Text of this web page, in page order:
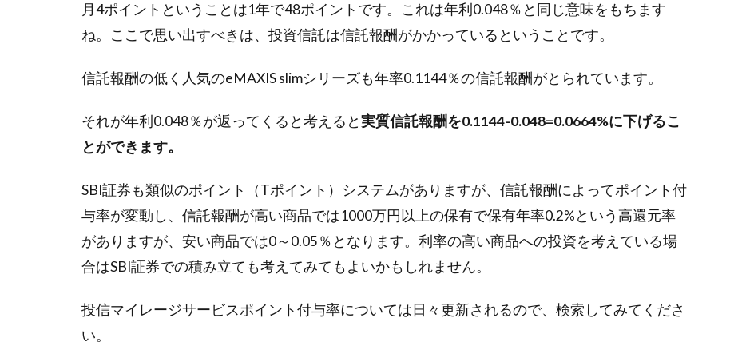
月4ポイントということは1年で48ポイントです。これは年利0.048％と同じ意味をもちます
ね。ここで思い出すべきは、投資信託は信託報酬がかかっているということです。
信託報酬の低く人気のeMAXIS slimシリーズも年率0.1144％の信託報酬がとられています。
それが年利0.048％が返ってくると考えると実質信託報酬を0.1144-0.048=0.0664%に下げるこ
とができます。
SBI証券も類似のポイント（Tポイント）システムがありますが、信託報酬によってポイント付
与率が変動し、信託報酬が高い商品では1000万円以上の保有で保有年率0.2%という高還元率
がありますが、安い商品では0～0.05％となります。利率の高い商品への投資を考えている場
合はSBI証券での積み立ても考えてみてもよいかもしれません。
投信マイレージサービスポイント付与率については日々更新されるので、検索してみてくださ
い。